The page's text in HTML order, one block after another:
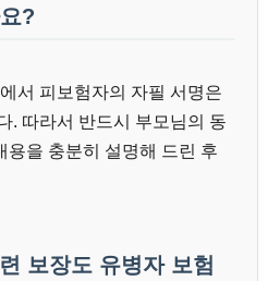
?
서 피보험자의 자필 서명은
. 따라서 반드시 부모님의 동
용을 충분히 설명해 드린 후
보장도 유병자 보험